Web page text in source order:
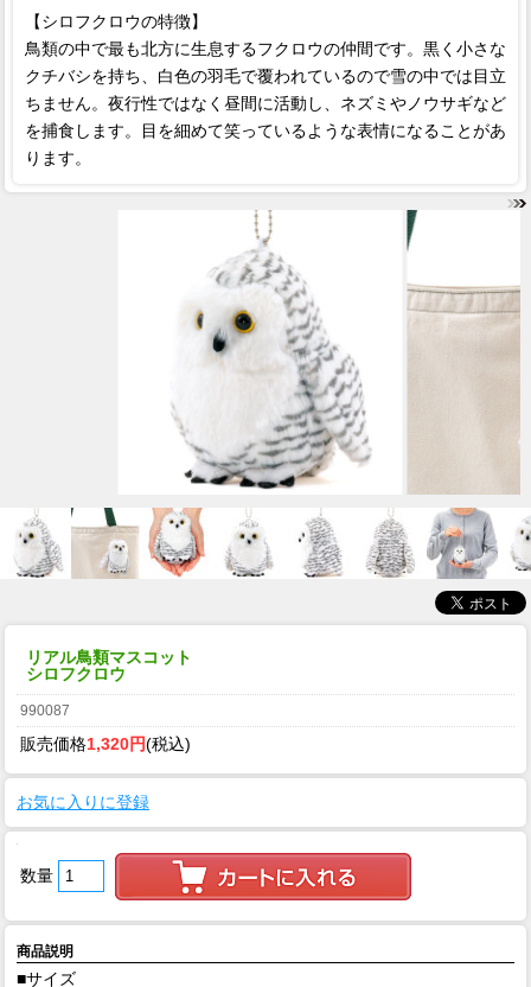
【シロフクロウの特徴】
鳥類の中で最も北方に生息するフクロウの仲間です。黒く小さな
クチバシを持ち、白色の羽毛で覆われているので雪の中では目立
ちません。夜行性ではなく昼間に活動し、ネズミやノウサギなど
を捕食します。目を細めて笑っているような表情になることがあ
ります。
リアル鳥類マスコット
シロフクロウ
990087
販売価格1,320円(税込)
お気に入りに登録
数量
商品説明
■サイズ